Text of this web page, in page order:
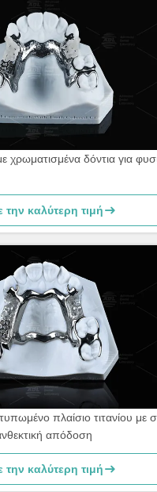
δόντια για
την καλύτερη τιμή
πλαίσιο τιτανίου με
απόδοση
την καλύτερη τιμή